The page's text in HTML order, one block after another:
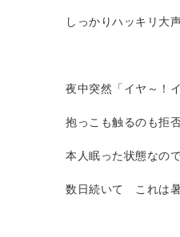
しっかりハッキリ
夜中突然「イヤ～！
抱っこも触るのも拒
本人眠った状態なの
数日続いて これは